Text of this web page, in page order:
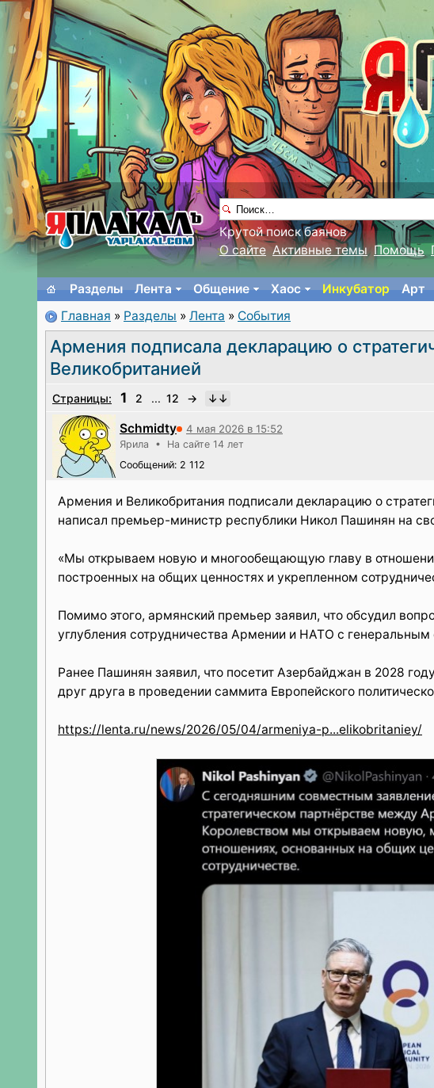
Крутой поиск баянов
О сайте Активные темы Помощь
Разделы Лента Общение Хаос Инкубатор Арт
Главная » Разделы » Лента » События
Армения подписала декларацию о
Великобританией
Страницы: 1 2 ... 12 →
Schmidty 4 мая 2026 в 15:52
Ярила • На сайте 14 лет
Сообщений: 2 112
Армения и Великобритания подписали декларацию о
написал премьер-министр республики Никол Пашинян на
«Мы открываем новую и многообещающую главу в
построенных на общих ценностях и укрепленном
Помимо этого, армянский премьер заявил, что обсудил
углубления сотрудничества Армении и НАТО с
Ранее Пашинян заявил, что посетит Азербайджан в 2028
друг друга в проведении саммита Европейского
https://lenta.ru/news/2026/05/04/armeniya-p...elikobritaniey/